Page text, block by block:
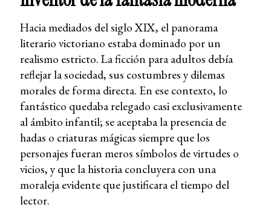
Hacia mediados del siglo XIX, el panorama
literario victoriano estaba dominado por un
realismo estricto. La ficción para adultos debía
reflejar la sociedad, sus costumbres y dilemas
morales de forma directa. En ese contexto, lo
fantástico quedaba relegado casi exclusivamente
al ámbito infantil; se aceptaba la presencia de
hadas o criaturas mágicas siempre que los
personajes fueran meros símbolos de virtudes o
vicios, y que la historia concluyera con una
moraleja evidente que justificara el tiempo del
lector.